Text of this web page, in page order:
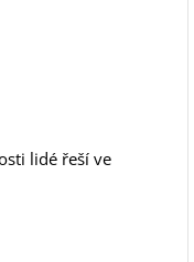
lidé řeší ve